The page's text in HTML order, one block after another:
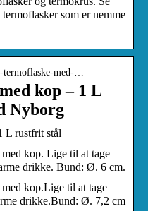
som er nemme
med-…
kop – 1 L
Nyborg
L rustfrit stål
kop. Lige til at tage
drikke. Bund: Ø. 6 cm.
kop.Lige til at tage
drikke.Bund: Ø. 7,2 cm